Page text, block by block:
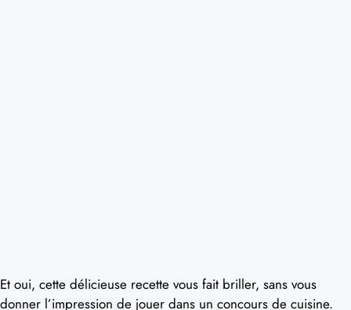
Et oui, cette délicieuse recette vous fait briller, sans vous
donner l’impression de jouer dans un concours de cuisine.